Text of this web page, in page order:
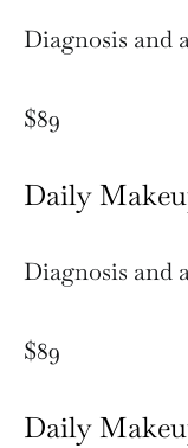
Diagnosis and
$89
Daily
Diagnosis and
$89
Daily